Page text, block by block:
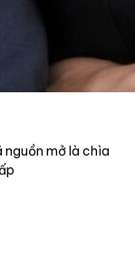
nguồn mở là chìa